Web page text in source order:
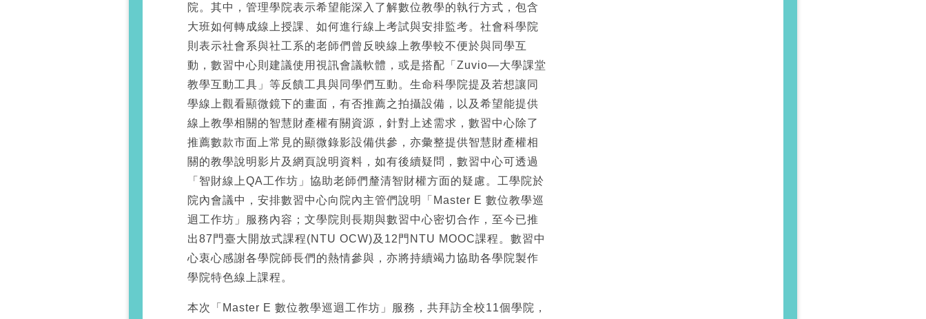
院。其中，管理學院表示希望能深入了解數位教學的執行方式，包含
大班如何轉成線上授課、如何進行線上考試與安排監考。社會科學院
則表示社會系與社工系的老師們曾反映線上教學較不便於與同學互
動，數習中心則建議使用視訊會議軟體，或是搭配「Zuvio—大學課堂
教學互動工具」等反饋工具與同學們互動。生命科學院提及若想讓同
學線上觀看顯微鏡下的畫面，有否推薦之拍攝設備，以及希望能提供
線上教學相關的智慧財產權有關資源，針對上述需求，數習中心除了
推薦數款市面上常見的顯微錄影設備供參，亦彙整提供智慧財產權相
關的教學說明影片及網頁說明資料，如有後續疑問，數習中心可透過
「智財線上QA工作坊」協助老師們釐清智財權方面的疑慮。工學院於
院內會議中，安排數習中心向院內主管們說明「Master E 數位教學巡
迴工作坊」服務內容；文學院則長期與數習中心密切合作，至今已推
出87門臺大開放式課程(NTU OCW)及12門NTU MOOC課程。數習中
心衷心感謝各學院師長們的熱情參與，亦將持續竭力協助各學院製作
學院特色線上課程。
本次「Master E 數位教學巡迴工作坊」服務，共拜訪全校11個學院，